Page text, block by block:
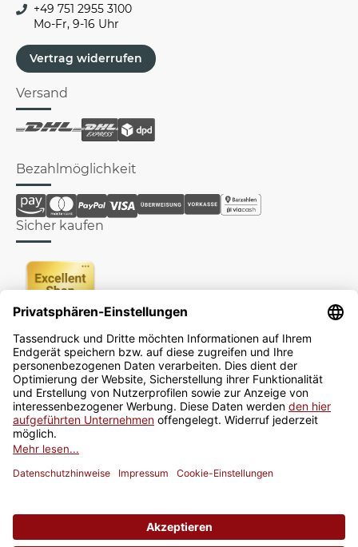
+49 751 2955 3100
Mo-Fr, 9-16 Uhr
Vertrag widerrufen
Versand
Bezahlmöglichkeit
Sicher kaufen
Newsletter